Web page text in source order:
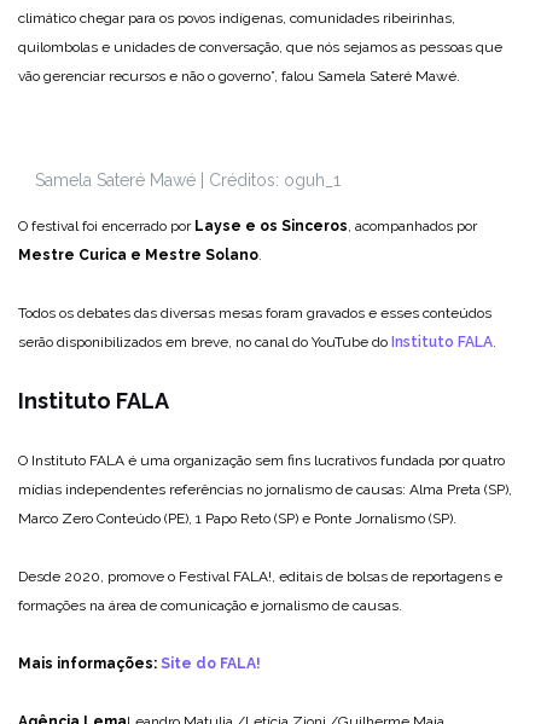
climático chegar para os povos indígenas, comunidades ribeirinhas,
quilombolas e unidades de conversação, que nós sejamos as pessoas que
vão gerenciar recursos e não o governo”, falou Samela Sateré Mawé.
Samela Sateré Mawé | Créditos: oguh_1
O festival foi encerrado por Layse e os Sinceros, acompanhados por
Mestre Curica e Mestre Solano.
Todos os debates das diversas mesas foram gravados e esses conteúdos
serão disponibilizados em breve, no canal do YouTube do Instituto FALA.
Instituto FALA
O Instituto FALA é uma organização sem fins lucrativos fundada por quatro
mídias independentes referências no jornalismo de causas: Alma Preta (SP),
Marco Zero Conteúdo (PE), 1 Papo Reto (SP) e Ponte Jornalismo (SP).
Desde 2020, promove o Festival FALA!, editais de bolsas de reportagens e
formações na área de comunicação e jornalismo de causas.
Mais informações: Site do FALA!